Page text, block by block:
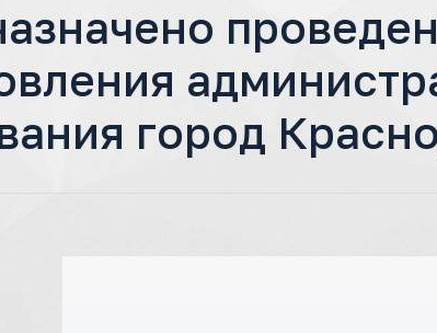
город